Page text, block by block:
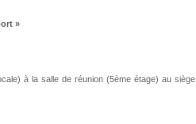
»
à la salle de réunion (5ème étage) au